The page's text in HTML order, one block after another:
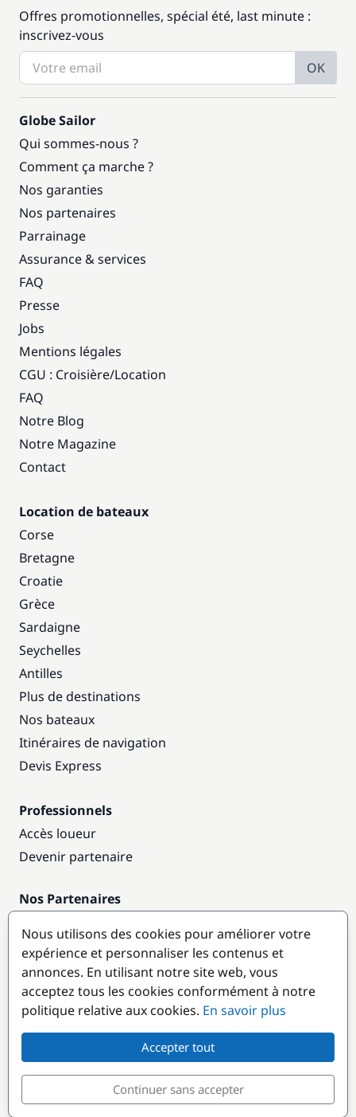
Offres promotionnelles, spécial été, last minute :
inscrivez-vous
OK
Globe Sailor
Qui sommes-nous ?
Comment ça marche ?
Nos garanties
Nos partenaires
Parrainage
Assurance & services
FAQ
Presse
Jobs
Mentions légales
CGU : Croisière/Location
FAQ
Notre Blog
Notre Magazine
Contact
Location de bateaux
Corse
Bretagne
Croatie
Grèce
Sardaigne
Seychelles
Antilles
Plus de destinations
Nos bateaux
Itinéraires de navigation
Devis Express
Professionnels
Accès loueur
Devenir partenaire
Nos Partenaires
Destinations populaires
© GlobeSailor Croisières & Location de bateaux depuis
Nous utilisons des cookies pour améliorer votre
expérience et personnaliser les contenus et
annonces. En utilisant notre site web, vous
acceptez tous les cookies conformément à notre
politique relative aux cookies. En savoir plus
Accepter tout
Continuer sans accepter